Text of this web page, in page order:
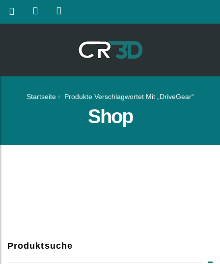
Startseite Produkte Verschlagwortet Mit „DriveGear“
Shop
Produktsuche